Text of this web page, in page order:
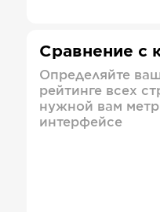
Сравнение с
Определяйте
рейтинге всех
нужной вам
интерфейсе